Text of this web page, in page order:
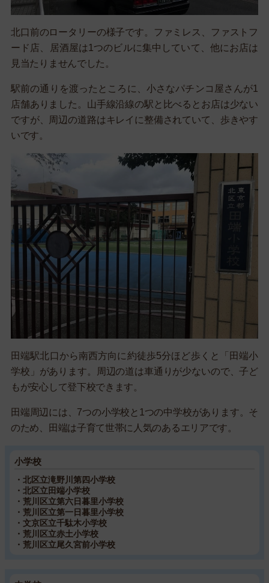
北口前のロータリーの様子です。ファミレス、ファストフ
ード店、居酒屋は1つのビルに集中していて、他にお店は
見当たりませんでした。
駅前の通りを渡ったところに、小さなパチンコ屋さんが1
店舗ありました。山手線沿線の駅と比べるとお店は少ない
ですが、周辺の道路はキレイに整備されていて、歩きやす
いです。
田端駅北口から南西方向に約徒歩5分ほど歩くと「田端小
学校」があります。周辺の道は車通りが少ないので、子ど
もが安心して登下校できます。
田端周辺には、7つの小学校と1つの中学校があります。そ
のため、田端は子育て世帯に人気のあるエリアです。
小学校
・北区立滝野川第四小学校
・北区立田端小学校
・荒川区立第六日暮里小学校
・荒川区立第一日暮里小学校
・文京区立千駄木小学校
・荒川区立赤土小学校
・荒川区立尾久宮前小学校